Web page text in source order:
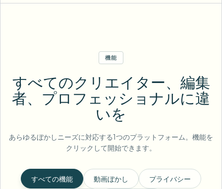
機能
すべてのクリエイター、編集
者、プロフェッショナルに違
いを
あらゆるぼかしニーズに対応する1つのプラットフォーム。機能を
クリックして開始できます。
すべての機能 動画ぼかし プライバシー